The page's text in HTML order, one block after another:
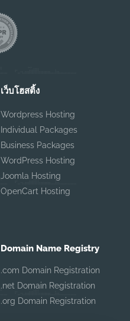
เว็บโฮสติ้ง
Wordpress Hosting
Individual Packages
Business Packages
WordPress Hosting
Joomla Hosting
OpenCart Hosting
Domain Name Registry
.com Domain Registration
.net Domain Registration
.org Domain Registration